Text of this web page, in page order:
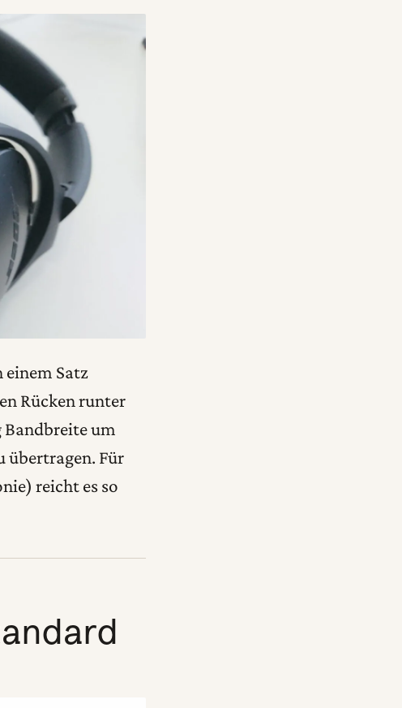
einem Satz
Rücken runter
um
übertragen. Für
reicht es so